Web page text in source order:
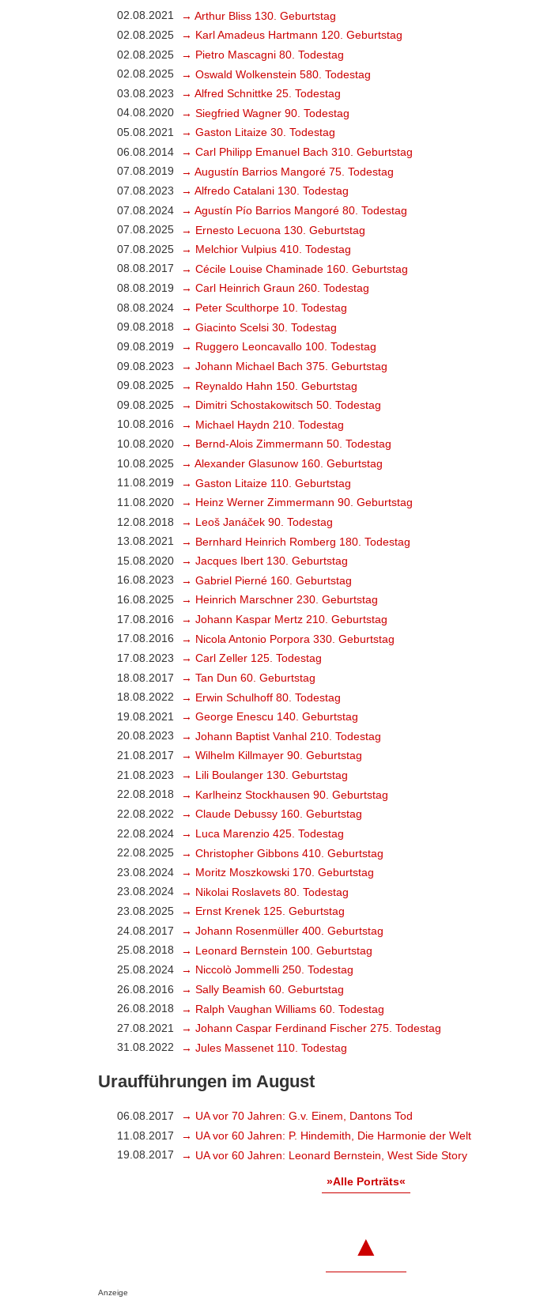
02.08.2021
→ Arthur Bliss 130. Geburtstag
02.08.2025
→ Karl Amadeus Hartmann 120. Geburtstag
02.08.2025
→ Pietro Mascagni 80. Todestag
02.08.2025
→ Oswald Wolkenstein 580. Todestag
03.08.2023
→ Alfred Schnittke 25. Todestag
04.08.2020
→ Siegfried Wagner 90. Todestag
05.08.2021
→ Gaston Litaize 30. Todestag
06.08.2014
→ Carl Philipp Emanuel Bach 310. Geburtstag
07.08.2019
→ Augustín Barrios Mangoré 75. Todestag
07.08.2023
→ Alfredo Catalani 130. Todestag
07.08.2024
→ Agustín Pío Barrios Mangoré 80. Todestag
07.08.2025
→ Ernesto Lecuona 130. Geburtstag
07.08.2025
→ Melchior Vulpius 410. Todestag
08.08.2017
→ Cécile Louise Chaminade 160. Geburtstag
08.08.2019
→ Carl Heinrich Graun 260. Todestag
08.08.2024
→ Peter Sculthorpe 10. Todestag
09.08.2018
→ Giacinto Scelsi 30. Todestag
09.08.2019
→ Ruggero Leoncavallo 100. Todestag
09.08.2023
→ Johann Michael Bach 375. Geburtstag
09.08.2025
→ Reynaldo Hahn 150. Geburtstag
09.08.2025
→ Dimitri Schostakowitsch 50. Todestag
10.08.2016
→ Michael Haydn 210. Todestag
10.08.2020
→ Bernd-Alois Zimmermann 50. Todestag
10.08.2025
→ Alexander Glasunow 160. Geburtstag
11.08.2019
→ Gaston Litaize 110. Geburtstag
11.08.2020
→ Heinz Werner Zimmermann 90. Geburtstag
12.08.2018
→ Leoš Janáček 90. Todestag
13.08.2021
→ Bernhard Heinrich Romberg 180. Todestag
15.08.2020
→ Jacques Ibert 130. Geburtstag
16.08.2023
→ Gabriel Pierné 160. Geburtstag
16.08.2025
→ Heinrich Marschner 230. Geburtstag
17.08.2016
→ Johann Kaspar Mertz 210. Geburtstag
17.08.2016
→ Nicola Antonio Porpora 330. Geburtstag
17.08.2023
→ Carl Zeller 125. Todestag
18.08.2017
→ Tan Dun 60. Geburtstag
18.08.2022
→ Erwin Schulhoff 80. Todestag
19.08.2021
→ George Enescu 140. Geburtstag
20.08.2023
→ Johann Baptist Vanhal 210. Todestag
21.08.2017
→ Wilhelm Killmayer 90. Geburtstag
21.08.2023
→ Lili Boulanger 130. Geburtstag
22.08.2018
→ Karlheinz Stockhausen 90. Geburtstag
22.08.2022
→ Claude Debussy 160. Geburtstag
22.08.2024
→ Luca Marenzio 425. Todestag
22.08.2025
→ Christopher Gibbons 410. Geburtstag
23.08.2024
→ Moritz Moszkowski 170. Geburtstag
23.08.2024
→ Nikolai Roslavets 80. Todestag
23.08.2025
→ Ernst Krenek 125. Geburtstag
24.08.2017
→ Johann Rosenmüller 400. Geburtstag
25.08.2018
→ Leonard Bernstein 100. Geburtstag
25.08.2024
→ Niccolò Jommelli 250. Todestag
26.08.2016
→ Sally Beamish 60. Geburtstag
26.08.2018
→ Ralph Vaughan Williams 60. Todestag
27.08.2021
→ Johann Caspar Ferdinand Fischer 275. Todestag
31.08.2022
→ Jules Massenet 110. Todestag
Uraufführungen im August
06.08.2017
→ UA vor 70 Jahren: G.v. Einem, Dantons Tod
11.08.2017
→ UA vor 60 Jahren: P. Hindemith, Die Harmonie der Welt
19.08.2017
→ UA vor 60 Jahren: Leonard Bernstein, West Side Story
»Alle Porträts«
▲
Anzeige